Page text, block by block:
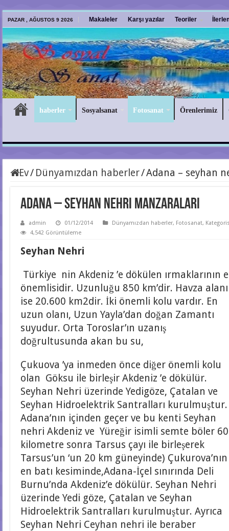
PAZAR , AĞUSTOS 9 2026 Makaleler Karşı yazılar Teoriler
haberler Sosyalsanat Fotosanat Örenlerimiz
Ev/ Dünyamızdan haberler/Adana – seyhan
Adana – seyhan nehri manzaraları
admin 01/12/2014 Dünyamızdan haberler, Fotosanat,
4,542 Görüntüleme
Seyhan Nehri
Türkiye nin Akdeniz ’e dökülen ırmaklarının
önemlisidir. Uzunluğu 850 km’dir. Havza alanı
ise 20.600 km2dir. İki önemli kolu vardır. En
uzun olanı, Uzun Yayla’dan doğan Zamantı
suyudur. Orta Toroslar’ın uzanış
doğrultusunda akan bu su,
Çukuova ’ya inmeden önce diğer önemli kolu
olan Göksu ile birleşir Akdeniz ’e dökülür.
Seyhan Nehri üzerinde Yedigöze, Çatalan ve
Seyhan Hidroelektrik Santralları kurulmuştur.
Adana’nın içinden geçer ve bu kenti Seyhan
nehri Akdeniz ve Yüreğir isimli semte böler 60
kilometre sonra Tarsus çayı ile birleşerek
Tarsus’un ‘un 20 km güneyinde) Çukurova’nın
en batı kesiminde,Adana-İçel sınırında Deli
Burnu’nda Akdeniz’e dökülür. Seyhan Nehri
üzerinde Yedi göze, Çatalan ve Seyhan
Hidroelektrik Santralları kurulmuştur. Ayrıca
Seyhan Nehri Ceyhan nehri ile beraber